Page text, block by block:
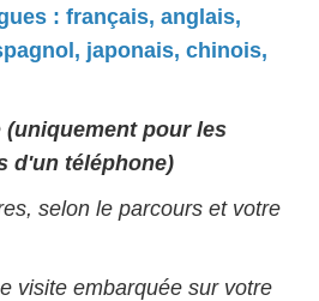
: français, anglais,
japonais, chinois,
(uniquement pour les
d'un téléphone)
selon le parcours et votre
visite embarquée sur votre